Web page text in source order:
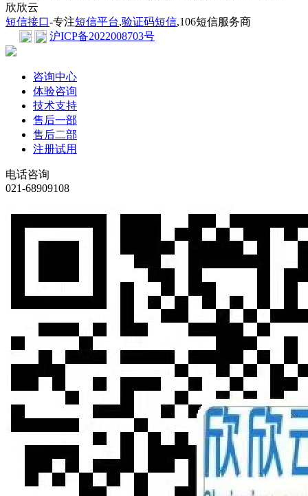
欣欣云
短信接口-专注短信平台,验证码短信,106短信服务商
沪ICP备2022008703号
咨询中心
体验咨询
技术支持
售后一部
售后二部
注册试用
电话咨询
021-68909108